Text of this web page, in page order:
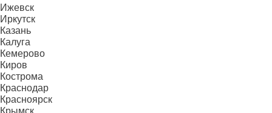
Ижевск
Иркутск
Казань
Калуга
Кемерово
Киров
Кострома
Краснодар
Красноярск
Крымск